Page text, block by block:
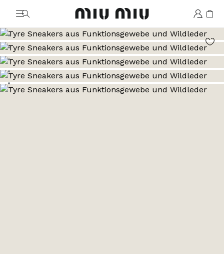
MiuMiu logo
Zum Bild 1
Zum Bild 2
Zum Bild 3
Zum Bild 4
Zum Bild 5
Zum Bild 6